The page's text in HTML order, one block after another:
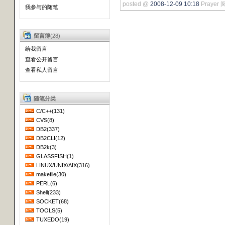
我参与的随笔
留言簿(28)
给我留言
查看公开留言
查看私人留言
随笔分类
C/C++(131)
CVS(8)
DB2(337)
DB2CLI(12)
DB2k(3)
GLASSFISH(1)
LINUX/UNIX/AIX(316)
makefile(30)
PERL(6)
Shell(233)
SOCKET(68)
TOOLS(5)
TUXEDO(19)
posted @ 2008-12-09 10:18 Prayer